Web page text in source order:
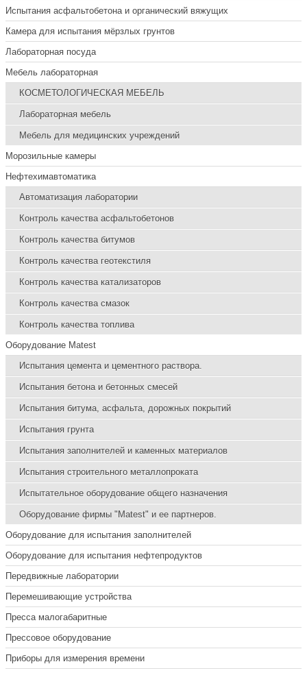
Испытания асфальтобетона и органический вяжущих
Камера для испытания мёрзлых грунтов
Лабораторная посуда
Мебель лабораторная
КОСМЕТОЛОГИЧЕСКАЯ МЕБЕЛЬ
Лабораторная мебель
Мебель для медицинских учреждений
Морозильные камеры
Нефтехимавтоматика
Автоматизация лаборатории
Контроль качества асфальтобетонов
Контроль качества битумов
Контроль качества геотекстиля
Контроль качества катализаторов
Контроль качества смазок
Контроль качества топлива
Оборудование Matest
Испытания цемента и цементного раствора.
Испытания бетона и бетонных смесей
Испытания битума, асфальта, дорожных покрытий
Испытания грунта
Испытания заполнителей и каменных материалов
Испытания строительного металлопроката
Испытательное оборудование общего назначения
Оборудование фирмы "Matest" и ее партнеров.
Оборудование для испытания заполнителей
Оборудование для испытания нефтепродуктов
Передвижные лаборатории
Перемешивающие устройства
Пресса малогабаритные
Прессовое оборудование
Приборы для измерения времени